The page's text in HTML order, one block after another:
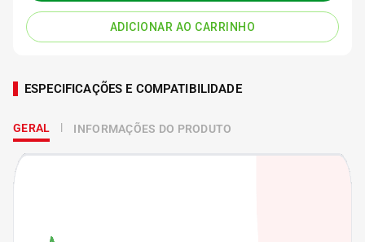
ADICIONAR AO CARRINHO
ESPECIFICAÇÕES E COMPATIBILIDADE
GERAL INFORMAÇÕES DO PRODUTO